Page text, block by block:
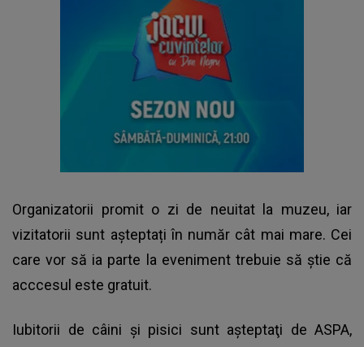
Organizatorii promit o zi de neuitat la muzeu, iar
vizitatorii sunt așteptați în număr cât mai mare. Cei
care vor să ia parte la eveniment trebuie să știe că
acccesul este gratuit.
Iubitorii de câini şi pisici sunt aşteptaţi de ASPA,